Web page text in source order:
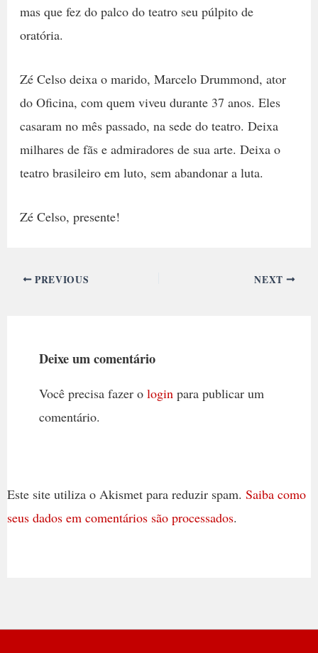
mas que fez do palco do teatro seu púlpito de
oratória.
Zé Celso deixa o marido, Marcelo Drummond, ator
do Oficina, com quem viveu durante 37 anos. Eles
casaram no mês passado, na sede do teatro. Deixa
milhares de fãs e admiradores de sua arte. Deixa o
teatro brasileiro em luto, sem abandonar a luta.
Zé Celso, presente!
PREVIOUS NEXT
Deixe um comentário
Você precisa fazer o loginpara publicar um
comentário.
Este site utiliza o Akismet para reduzir spam. Saiba como
seus dados em comentários são processados.